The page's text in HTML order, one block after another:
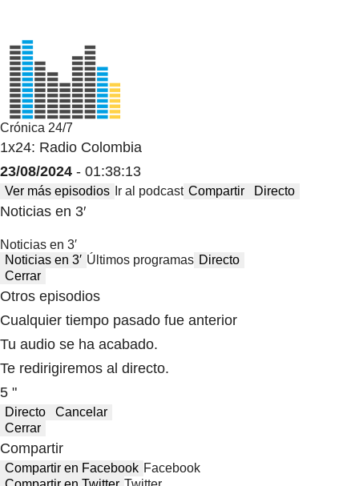
Crónica 24/7
1x24: Radio Colombia
23/08/2024 - 01:38:13
Ver más episodios Ir al podcast Compartir Directo
Noticias en 3′
Noticias en 3′
Noticias en 3′ Últimos programas Directo
Cerrar
Otros episodios
Cualquier tiempo pasado fue anterior
Tu audio se ha acabado.
Te redirigiremos al directo.
5 "
Directo
Cancelar
Cerrar
Compartir
Compartir en Facebook Facebook